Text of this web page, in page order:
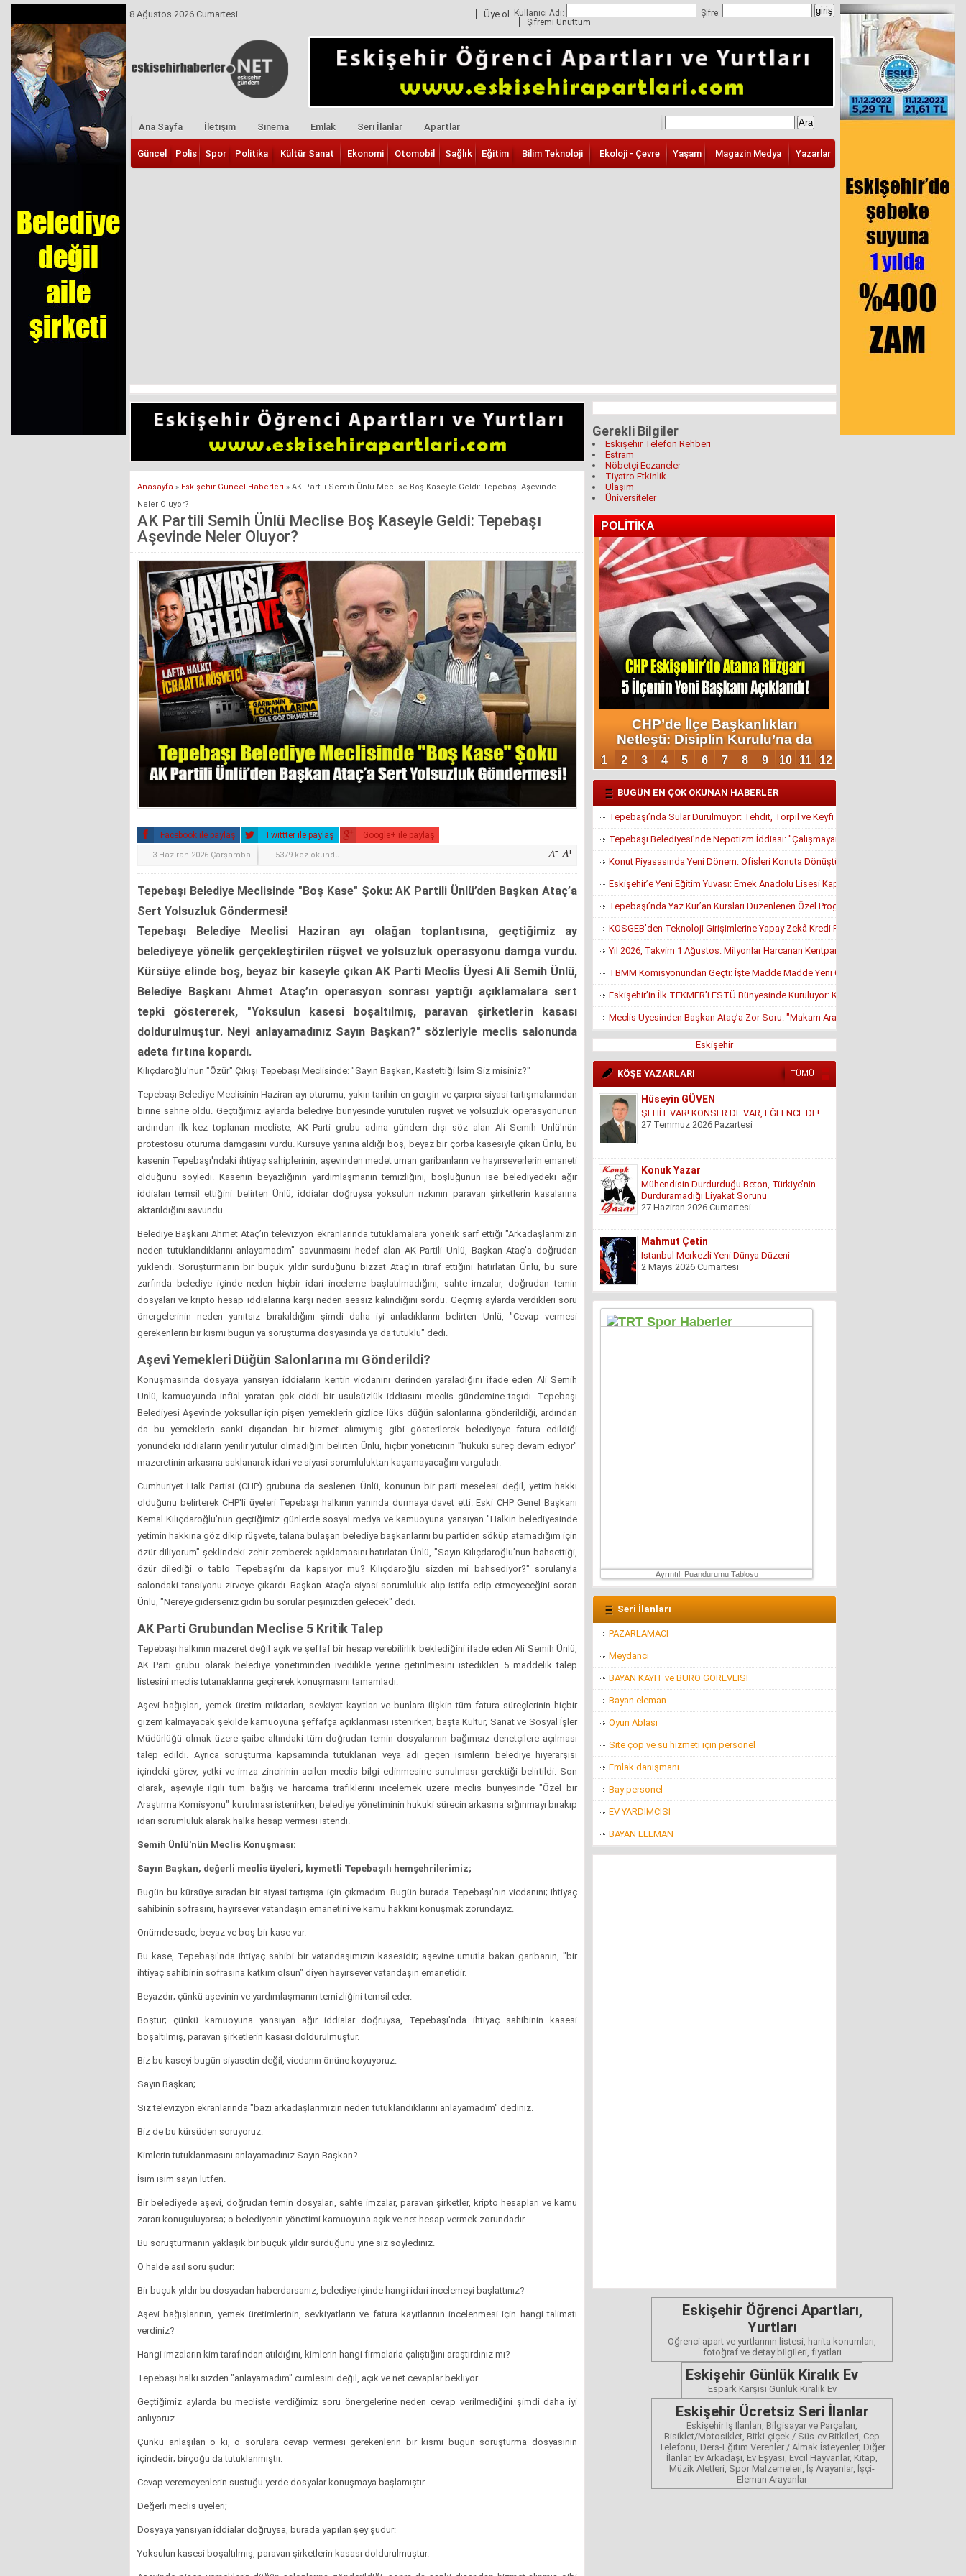
8 Ağustos 2026 Cumartesi Üye ol Kullanıcı Adı:
Şifre:
Şifremi Unuttum
Ana Sayfa İletişim Sinema Emlak Seri İlanlar Apartlar
Güncel Polis Spor Politika Kültür Sanat Ekonomi Otomobil Sağlık Eğitim Bilim Teknoloji Ekoloji - Çevre Yaşam Magazin Medya Yazarlar
Anasayfa » Eskişehir Güncel Haberleri » AK Partili Semih Ünlü Meclise Boş Kaseyle Geldi: Tepebaşı Aşevinde
Neler Oluyor?
AK Partili Semih Ünlü Meclise Boş Kaseyle Geldi: Tepebaşı
Aşevinde Neler Oluyor?
Facebook ile paylaş Twittter ile paylaş Google+ ile paylaş
3 Haziran 2026 Çarşamba 5379 kez okundu
Tepebaşı Belediye Meclisinde "Boş Kase" Şoku: AK Partili Ünlü’den Başkan Ataç’a
Sert Yolsuzluk Göndermesi!
Tepebaşı Belediye Meclisi Haziran ayı olağan toplantısına, geçtiğimiz ay
belediyeye yönelik gerçekleştirilen rüşvet ve yolsuzluk operasyonu damga vurdu.
Kürsüye elinde boş, beyaz bir kaseyle çıkan AK Parti Meclis Üyesi Ali Semih Ünlü,
Belediye Başkanı Ahmet Ataç’ın operasyon sonrası yaptığı açıklamalara sert
tepki göstererek, "Yoksulun kasesi boşaltılmış, paravan şirketlerin kasası
doldurulmuştur. Neyi anlayamadınız Sayın Başkan?" sözleriyle meclis salonunda
adeta fırtına kopardı.
Kılıçdaroğlu'nun "Özür" Çıkışı Tepebaşı Meclisinde: "Sayın Başkan, Kastettiği İsim Siz misiniz?"
Tepebaşı Belediye Meclisinin Haziran ayı oturumu, yakın tarihin en gergin ve çarpıcı siyasi tartışmalarından
birine sahne oldu. Geçtiğimiz aylarda belediye bünyesinde yürütülen rüşvet ve yolsuzluk operasyonunun
ardından ilk kez toplanan mecliste, AK Parti grubu adına gündem dışı söz alan Ali Semih Ünlü'nün
protestosu oturuma damgasını vurdu. Kürsüye yanına aldığı boş, beyaz bir çorba kasesiyle çıkan Ünlü, bu
kasenin Tepebaşı'ndaki ihtiyaç sahiplerinin, aşevinden medet uman garibanların ve hayırseverlerin emaneti
olduğunu söyledi. Kasenin beyazlığının yardımlaşmanın temizliğini, boşluğunun ise belediyedeki ağır
iddiaları temsil ettiğini belirten Ünlü, iddialar doğruysa yoksulun rızkının paravan şirketlerin kasalarına
aktarıldığını savundu.
Belediye Başkanı Ahmet Ataç’ın televizyon ekranlarında tutuklamalara yönelik sarf ettiği "Arkadaşlarımızın
neden tutuklandıklarını anlayamadım" savunmasını hedef alan AK Partili Ünlü, Başkan Ataç'a doğrudan
yüklendi. Soruşturmanın bir buçuk yıldır sürdüğünü bizzat Ataç'ın itiraf ettiğini hatırlatan Ünlü, bu süre
zarfında belediye içinde neden hiçbir idari inceleme başlatılmadığını, sahte imzalar, doğrudan temin
dosyaları ve kripto hesap iddialarına karşı neden sessiz kalındığını sordu. Geçmiş aylarda verdikleri soru
önergelerinin neden yanıtsız bırakıldığını şimdi daha iyi anladıklarını belirten Ünlü, "Cevap vermesi
gerekenlerin bir kısmı bugün ya soruşturma dosyasında ya da tutuklu" dedi.
Aşevi Yemekleri Düğün Salonlarına mı Gönderildi?
Konuşmasında dosyaya yansıyan iddiaların kentin vicdanını derinden yaraladığını ifade eden Ali Semih
Ünlü, kamuoyunda infial yaratan çok ciddi bir usulsüzlük iddiasını meclis gündemine taşıdı. Tepebaşı
Belediyesi Aşevinde yoksullar için pişen yemeklerin gizlice lüks düğün salonlarına gönderildiği, ardından
da bu yemeklerin sanki dışarıdan bir hizmet alımıymış gibi gösterilerek belediyeye fatura edildiği
yönündeki iddiaların yenilir yutulur olmadığını belirten Ünlü, hiçbir yöneticinin "hukuki süreç devam ediyor"
mazeretinin arkasına saklanarak idari ve siyasi sorumluluktan kaçamayacağını vurguladı.
Cumhuriyet Halk Partisi (CHP) grubuna da seslenen Ünlü, konunun bir parti meselesi değil, yetim hakkı
olduğunu belirterek CHP'li üyeleri Tepebaşı halkının yanında durmaya davet etti. Eski CHP Genel Başkanı
Kemal Kılıçdaroğlu’nun geçtiğimiz günlerde sosyal medya ve kamuoyuna yansıyan "Halkın belediyesinde
yetimin hakkına göz dikip rüşvete, talana bulaşan belediye başkanlarını bu partiden söküp atamadığım için
özür diliyorum" şeklindeki zehir zemberek açıklamasını hatırlatan Ünlü, "Sayın Kılıçdaroğlu’nun bahsettiği,
özür dilediği o tablo Tepebaşı’nı da kapsıyor mu? Kılıçdaroğlu sizden mi bahsediyor?" sorularıyla
salondaki tansiyonu zirveye çıkardı. Başkan Ataç'a siyasi sorumluluk alıp istifa edip etmeyeceğini soran
Ünlü, "Nereye giderseniz gidin bu sorular peşinizden gelecek" dedi.
AK Parti Grubundan Meclise 5 Kritik Talep
Tepebaşı halkının mazeret değil açık ve şeffaf bir hesap verebilirlik beklediğini ifade eden Ali Semih Ünlü,
AK Parti grubu olarak belediye yönetiminden ivedilikle yerine getirilmesini istedikleri 5 maddelik talep
listesini meclis tutanaklarına geçirerek konuşmasını tamamladı:
Aşevi bağışları, yemek üretim miktarları, sevkiyat kayıtları ve bunlara ilişkin tüm fatura süreçlerinin hiçbir
gizem kalmayacak şekilde kamuoyuna şeffafça açıklanması istenirken; başta Kültür, Sanat ve Sosyal İşler
Müdürlüğü olmak üzere şaibe altındaki tüm doğrudan temin dosyalarının bağımsız denetçilere açılması
talep edildi. Ayrıca soruşturma kapsamında tutuklanan veya adı geçen isimlerin belediye hiyerarşisi
içindeki görev, yetki ve imza zincirinin acilen meclis bilgi edinmesine sunulması gerektiği belirtildi. Son
olarak, aşeviyle ilgili tüm bağış ve harcama trafiklerini incelemek üzere meclis bünyesinde "Özel bir
Araştırma Komisyonu" kurulması istenirken, belediye yönetiminin hukuki sürecin arkasına sığınmayı bırakıp
idari sorumluluk alarak halka hesap vermesi istendi.
Semih Ünlü'nün Meclis Konuşması:
Sayın Başkan, değerli meclis üyeleri, kıymetli Tepebaşılı hemşehrilerimiz;
Bugün bu kürsüye sıradan bir siyasi tartışma için çıkmadım. Bugün burada Tepebaşı'nın vicdanını; ihtiyaç
sahibinin sofrasını, hayırsever vatandaşın emanetini ve kamu hakkını konuşmak zorundayız.
Önümde sade, beyaz ve boş bir kase var.
Bu kase, Tepebaşı'nda ihtiyaç sahibi bir vatandaşımızın kasesidir; aşevine umutla bakan garibanın, "bir
ihtiyaç sahibinin sofrasına katkım olsun" diyen hayırsever vatandaşın emanetidir.
Beyazdır; çünkü aşevinin ve yardımlaşmanın temizliğini temsil eder.
Boştur; çünkü kamuoyuna yansıyan ağır iddialar doğruysa, Tepebaşı'nda ihtiyaç sahibinin kasesi
boşaltılmış, paravan şirketlerin kasası doldurulmuştur.
Biz bu kaseyi bugün siyasetin değil, vicdanın önüne koyuyoruz.
Sayın Başkan;
Siz televizyon ekranlarında "bazı arkadaşlarımızın neden tutuklandıklarını anlayamadım" dediniz.
Biz de bu kürsüden soruyoruz:
Kimlerin tutuklanmasını anlayamadınız Sayın Başkan?
İsim isim sayın lütfen.
Bir belediyede aşevi, doğrudan temin dosyaları, sahte imzalar, paravan şirketler, kripto hesapları ve kamu
zararı konuşuluyorsa; o belediyenin yönetimi kamuoyuna açık ve net hesap vermek zorundadır.
Bu soruşturmanın yaklaşık bir buçuk yıldır sürdüğünü yine siz söylediniz.
O halde asıl soru şudur:
Bir buçuk yıldır bu dosyadan haberdarsanız, belediye içinde hangi idari incelemeyi başlattınız?
Aşevi bağışlarının, yemek üretimlerinin, sevkiyatların ve fatura kayıtlarının incelenmesi için hangi talimatı
verdiniz?
Hangi imzaların kim tarafından atıldığını, kimlerin hangi firmalarla çalıştığını araştırdınız mı?
Tepebaşı halkı sizden "anlayamadım" cümlesini değil, açık ve net cevaplar bekliyor.
Geçtiğimiz aylarda bu mecliste verdiğimiz soru önergelerine neden cevap verilmediğini şimdi daha iyi
anlıyoruz.
Çünkü anlaşılan o ki, o sorulara cevap vermesi gerekenlerin bir kısmı bugün soruşturma dosyasının
içindedir; birçoğu da tutuklanmıştır.
Cevap veremeyenlerin sustuğu yerde dosyalar konuşmaya başlamıştır.
Değerli meclis üyeleri;
Dosyaya yansıyan iddialar doğruysa, burada yapılan şey şudur:
Yoksulun kasesi boşaltılmış, paravan şirketlerin kasası doldurulmuştur.
Gerekli Bilgiler
Eskişehir Telefon Rehberi
Estram
Nöbetçi Eczaneler
Tiyatro Etkinlik
Ulaşım
Üniversiteler
BUGÜN EN ÇOK OKUNAN HABERLER
Tepebaşı’nda Sular Durulmuyor: Tehdit, Torpil ve Keyfi Atamalar Gündemde
Tepebaşı Belediyesi’nde Nepotizm İddiası: "Çalışmayan Kaldı, Çavuş İstifa Ettirildi"
Konut Piyasasında Yeni Dönem: Ofisleri Konuta Dönüştürmek İçin Son Tarih 1
Eskişehir’e Yeni Eğitim Yuvası: Emek Anadolu Lisesi Kapılarını Açmaya Hazırlanıyor
Tepebaşı’nda Yaz Kur’an Kursları Düzenlenen Özel Programla Açıldı
KOSGEB’den Teknoloji Girişimlerine Yapay Zekâ Kredi Programı
Yıl 2026, Takvim 1 Ağustos: Milyonlar Harcanan Kentpark Plajı Ne Zaman Açılacak?
TBMM Komisyonundan Geçti: İşte Madde Madde Yeni Öğrenci Affı Rehberi
Eskişehir’in İlk TEKMER’i ESTÜ Bünyesinde Kuruluyor: KOSGEB Onayı Geldi
Meclis Üyesinden Başkan Ataç’a Zor Soru: "Makam Aracı Eşine mi Tahsis Edildi?"
Eskişehir
KÖŞE YAZARLARI TÜMÜ
Konuk Yazar
Mühendisin Durdurduğu Beton, Türkiye’nin
Durduramadığı Liyakat Sorunu
Mahmut Çetin
İstanbul Merkezli Yeni Dünya Düzeni
2 Mayıs 2026 Cumartesi
Muhterem Turan
Eskişehir’de Görünmeyen Hayır Kapısı
8 Şubat 2026 Pazar
Özgür TIKIZ
Şehir Merkezinde Tepinmeyi Bırakın Artık
Ayrıntılı Puandurumu Tablosu
Seri İlanları
PAZARLAMACI
Meydancı
BAYAN KAYIT ve BURO GOREVLISI
Bayan eleman
Oyun Ablası
Site çöp ve su hizmeti için personel
Emlak danışmanı
Bay personel
EV YARDIMCISI
BAYAN ELEMAN
Eskişehir Öğrenci Apartları,
Yurtları
Öğrenci apart ve yurtlarının listesi, harita konumları,
fotoğraf ve detay bilgileri, fiyatları
Eskişehir Günlük Kiralık Ev
Espark Karşısı Günlük Kiralık Ev
Eskişehir Ücretsiz Seri İlanlar
Eskişehir İş İlanları, Bilgisayar ve Parçaları,
Bisiklet/Motosiklet, Bitki-çiçek / Süs-ev Bitkileri, Cep
Telefonu, Ders-Eğitim Verenler / Almak İsteyenler, Diğer
İlanlar, Ev Arkadaşı, Ev Eşyası, Evcil Hayvanlar, Kitap,
Müzik Aletleri, Spor Malzemeleri, İş Arayanlar, İşçi-
Eleman Arayanlar